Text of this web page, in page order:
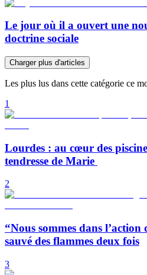
Le jour où il a ouvert une
doctrine sociale
Charger plus d'articles
Les plus lus dans cette catégorie ce
1
Lourdes : au cœur des
tendresse de Marie
2
“Nous sommes dans
sauvé des flammes deux fois
3